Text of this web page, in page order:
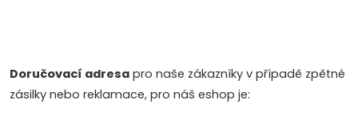
Doručovací adresa pro naše zákazníky v případě zpětné
zásilky nebo reklamace, pro náš eshop je: